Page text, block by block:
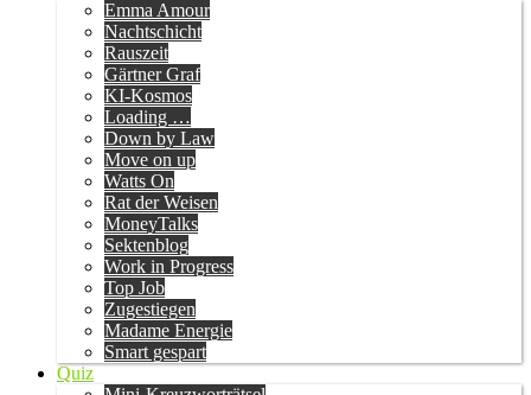
Emma Amour
Nachtschicht
Rauszeit
Gärtner Graf
KI-Kosmos
Loading …
Down by Law
Move on up
Watts On
Rat der Weisen
MoneyTalks
Sektenblog
Work in Progress
Top Job
Zugestiegen
Madame Energie
Smart gespart
Quiz